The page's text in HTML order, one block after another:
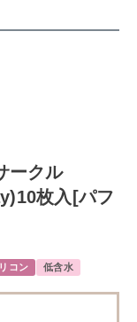
ークル
枚入[パフ
コン 低含水